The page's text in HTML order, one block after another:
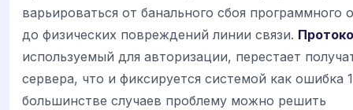
варьироваться от банального сбоя программного
до физических повреждений линии связи.
используемый для авторизации, перестает
сервера, что и фиксируется системой как ошибка
большинстве случаев проблему можно решить